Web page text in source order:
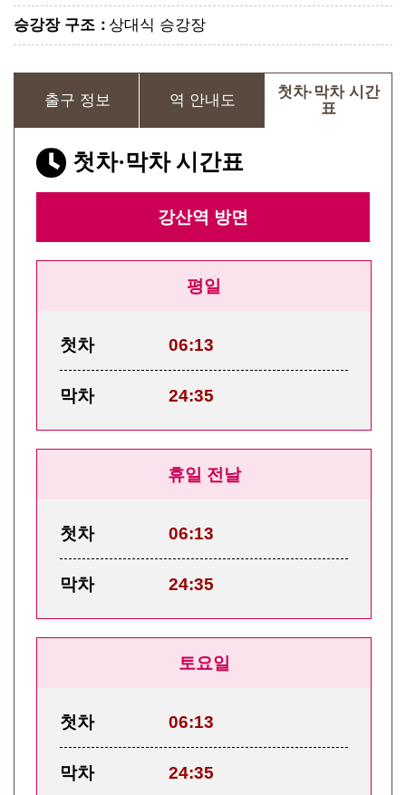
승강장 구조 ：상대식 승강장
출구 정보 역 안내도
첫차·막차 시간
표
첫차·막차 시간표
강산역 방면
평일
첫차 06:13
막차 24:35
휴일 전날
첫차 06:13
막차 24:35
토요일
첫차 06:13
막차 24:35